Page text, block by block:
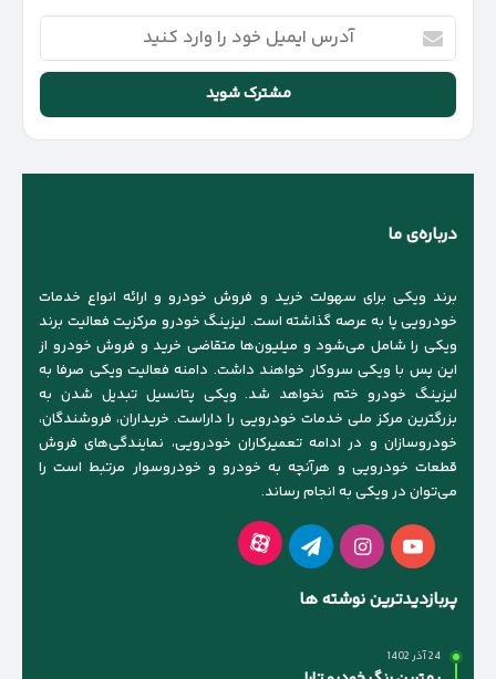
آدرس
ایمیل
خود
وارد
کنید
درباره‌ی ما
برند ویکی برای سهولت خرید و فروش خودرو و ارائه انواع خدمات
خودرویی پا به عرصه گذاشته است. لیزینگ خودرو مرکزیت فعالیت برند
ویکی را شامل می‌شود و میلیون‌ها متقاضی خرید و فروش خودرو از
این پس با ویکی سروکار خواهند داشت. دامنه فعالیت ویکی صرفا به
لیزینگ خودرو ختم نخواهد شد. ویکی پتانسیل تبدیل شدن به
بزرگترین مرکز ملی خدمات خودرویی را داراست. خریداران، فروشندگان،
خودروسازان و در ادامه تعمیرکاران خودرویی، نمایندگی‌های فروش
قطعات خودرویی و هرآنچه به خودرو و خودروسوار مرتبط است را
می‌توان در ویکی به انجام رساند.
یوتیوباینستاگرام
تلگرام آپارات
پربازدیدترین نوشته ها
24 آذر 1402